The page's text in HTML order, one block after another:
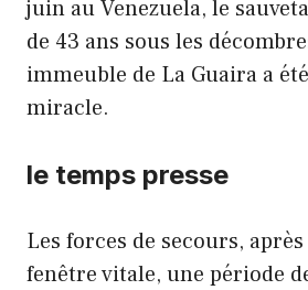
juin au Venezuela, le
de 43 ans sous les
immeuble de La Guaira a
miracle.
le temps presse
Les forces de secours,
fenêtre vitale, une période